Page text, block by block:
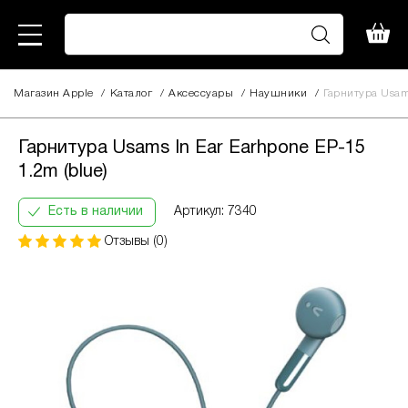
Магазин Apple / Каталог / Аксессуары / Наушники / Гарнитура
Гарнитура Usams In Ear Earhpone EP-15
1.2m (blue)
Есть в наличии Артикул: 7340
Отзывы (0)
Оплата
частинами
придбати товар в розстрочку одним з двох
Спосіб кредиту 1 – комісія банку складає
2.9 % на місяць від суми.